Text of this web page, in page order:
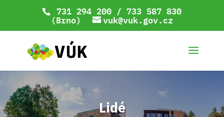
731 294 200 / 733 587 830
(Brno) vuk@vuk.gov.cz
Lidé